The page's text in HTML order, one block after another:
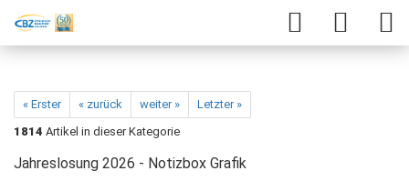
« Erster « zurück weiter »
Letzter »
1814 Artikel in dieser Kategorie
Jahreslosung 2026 - Notizbox Grafik